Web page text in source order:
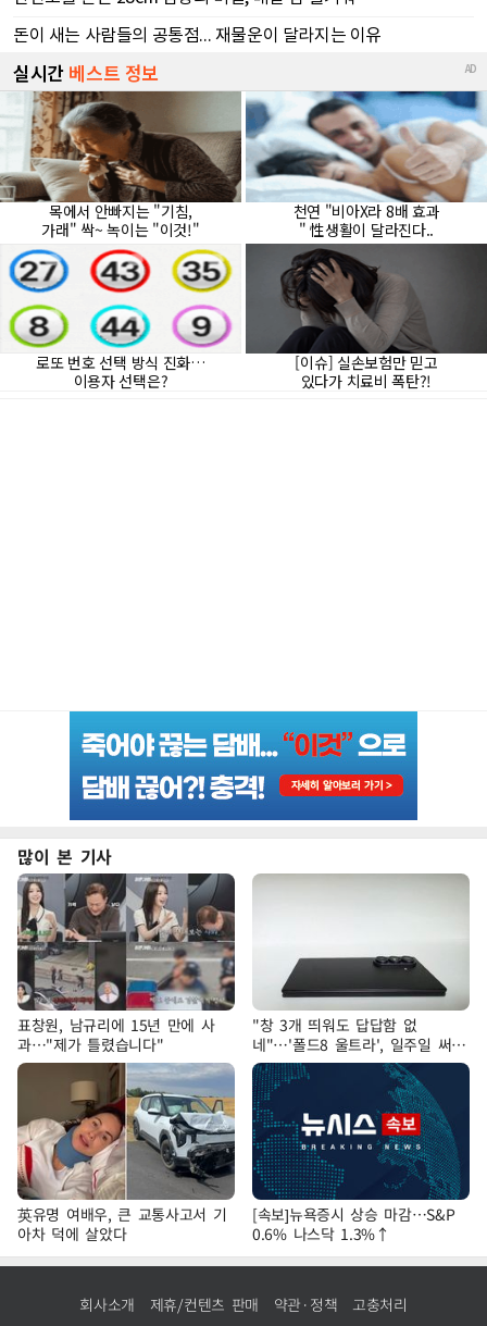
많이 본 기사
표창원, 남규리에 15년 만에 사
과…"제가 틀렸습니다"
"창 3개 띄워도 답답함 없
네"…'폴드8 울트라', 일주일 써보
니
英유명 여배우, 큰 교통사고서 기
아차 덕에 살았다
[속보]뉴욕증시 상승 마감…S&P
0.6% 나스닥 1.3%↑
회사소개 제휴/컨텐츠 판매 약관·정책 고충처리